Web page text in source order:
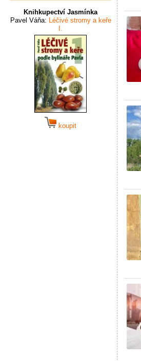
Knihkupectví Jasmínka
Pavel Váňa: Léčivé stromy a keře
I.
koupit